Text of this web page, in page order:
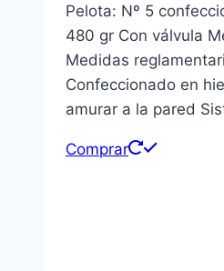
Pelota: Nº 5
480 gr Con válvula
Medidas
Confeccionado en
amurar a la pared
Comprar